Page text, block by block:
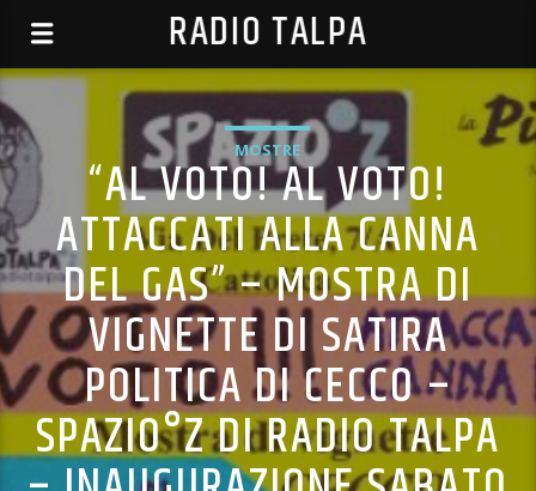
RADIO TALPA
MOSTRE
“AL VOTO! AL VOTO!
ATTACCATI ALLA CANNA
DEL GAS” – MOSTRA DI
VIGNETTE DI SATIRA
POLITICA DI CECCO –
SPAZIO°Z DI RADIO TALPA